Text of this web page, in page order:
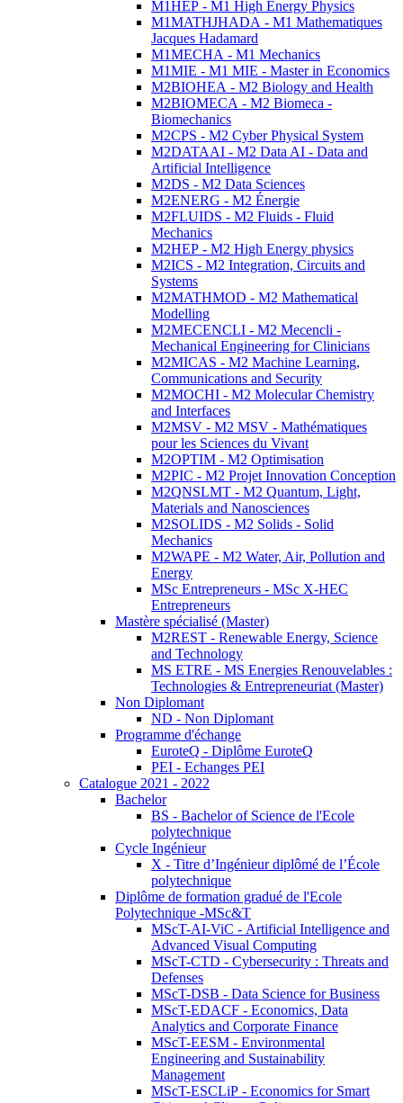
M1HEP - M1 High Energy Physics
M1MATHJHADA - M1 Mathematiques
Jacques Hadamard
M1MECHA - M1 Mechanics
M1MIE - M1 MIE - Master in Economics
M2BIOHEA - M2 Biology and Health
M2BIOMECA - M2 Biomeca -
Biomechanics
M2CPS - M2 Cyber Physical System
M2DATAAI - M2 Data AI - Data and
Artificial Intelligence
M2DS - M2 Data Sciences
M2ENERG - M2 Énergie
M2FLUIDS - M2 Fluids - Fluid
Mechanics
M2HEP - M2 High Energy physics
M2ICS - M2 Integration, Circuits and
Systems
M2MATHMOD - M2 Mathematical
Modelling
M2MECENCLI - M2 Mecencli -
Mechanical Engineering for Clinicians
M2MICAS - M2 Machine Learning,
Communications and Security
M2MOCHI - M2 Molecular Chemistry
and Interfaces
M2MSV - M2 MSV - Mathématiques
pour les Sciences du Vivant
M2OPTIM - M2 Optimisation
M2PIC - M2 Projet Innovation Conception
M2QNSLMT - M2 Quantum, Light,
Materials and Nanosciences
M2SOLIDS - M2 Solids - Solid
Mechanics
M2WAPE - M2 Water, Air, Pollution and
Energy
MSc Entrepreneurs - MSc X-HEC
Entrepreneurs
Mastère spécialisé (Master)
M2REST - Renewable Energy, Science
and Technology
MS ETRE - MS Energies Renouvelables :
Technologies & Entrepreneuriat (Master)
Non Diplomant
ND - Non Diplomant
Programme d'échange
EuroteQ - Diplôme EuroteQ
PEI - Echanges PEI
Catalogue 2021 - 2022
Bachelor
BS - Bachelor of Science de l'Ecole
polytechnique
Cycle Ingénieur
X - Titre d’Ingénieur diplômé de l’École
polytechnique
Diplôme de formation gradué de l'Ecole
Polytechnique -MSc&T
MScT-AI-ViC - Artificial Intelligence and
Advanced Visual Computing
MScT-CTD - Cybersecurity : Threats and
Defenses
MScT-DSB - Data Science for Business
MScT-EDACF - Economics, Data
Analytics and Corporate Finance
MScT-EESM - Environmental
Engineering and Sustainability
Management
MScT-ESCLiP - Economics for Smart